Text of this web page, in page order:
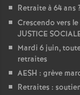
Retraite à 64 ans
Crescendo vers le
JUSTICE
Mardi 6 juin,
retraites
AESH : grève
Retraites :